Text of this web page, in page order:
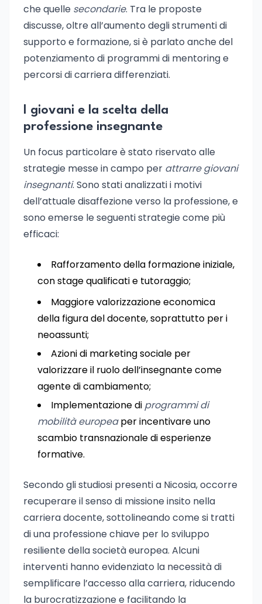
che quelle secondarie. Tra le proposte
discusse, oltre all’aumento degli strumenti di
supporto e formazione, si è parlato anche del
potenziamento di programmi di mentoring e
percorsi di carriera differenziati.
I giovani e la scelta della
professione insegnante
Un focus particolare è stato riservato alle
strategie messe in campo per attrarre giovani
insegnanti. Sono stati analizzati i motivi
dell’attuale disaffezione verso la professione, e
sono emerse le seguenti strategie come più
efficaci:
Rafforzamento della formazione iniziale,
con stage qualificati e tutoraggio;
Maggiore valorizzazione economica
della figura del docente, soprattutto per i
neoassunti;
Azioni di marketing sociale per
valorizzare il ruolo dell’insegnante come
agente di cambiamento;
Implementazione di programmi di
mobilità europeaper incentivare uno
scambio transnazionale di esperienze
formative.
Secondo gli studiosi presenti a Nicosia, occorre
recuperare il senso di missione insito nella
carriera docente, sottolineando come si tratti
di una professione chiave per lo sviluppo
resiliente della società europea. Alcuni
interventi hanno evidenziato la necessità di
semplificare l’accesso alla carriera, riducendo
la burocratizzazione e facilitando la